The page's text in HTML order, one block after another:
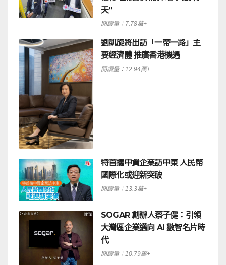
天”
閱讀量：7.78萬+
劉凱旋將出訪「一帶一路」主
要經濟體 推廣香港機遇
閱讀量：12.94萬+
特首攜中資企業訪中東 人民幣
國際化或迎新突破
閱讀量：13.3萬+
SOGAR 創辦人蔡子健：引領
大灣區企業邁向 AI 數智名片時
代
閱讀量：10.79萬+